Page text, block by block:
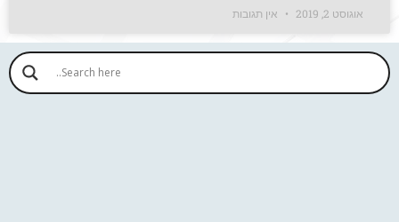
אוגוסט 2, 2019 אין תגובות